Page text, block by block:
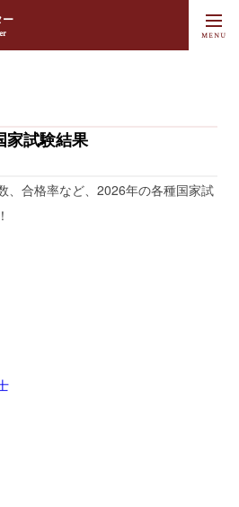
ー
試験結果
、合格率など、2026年の各種国家試